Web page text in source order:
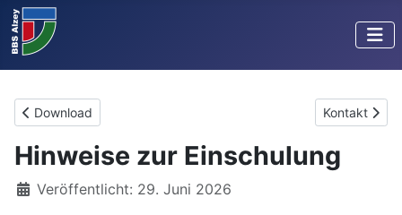
Vorheriger Beitrag: Download
Download Nächster
Kontakt
Hinweise zur Einschulung
Details
Veröffentlicht: 29. Juni 2026